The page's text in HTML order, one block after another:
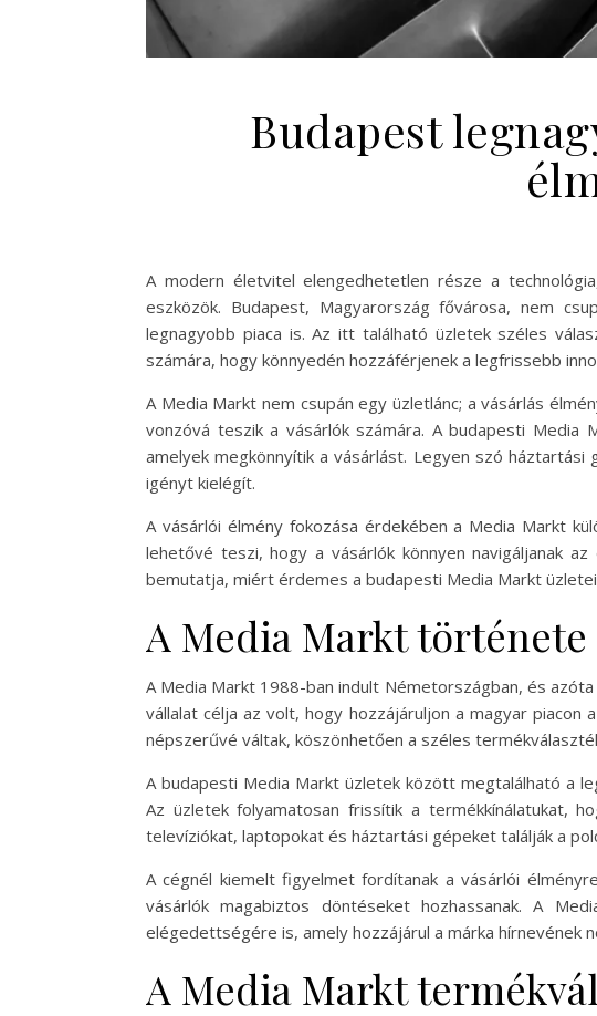
Budapest
A modern életvitel elengedhetetlen része a
eszközök. Budapest, Magyarország fővárosa, nem
legnagyobb piaca is. Az itt található üzletek széles
számára, hogy könnyedén hozzáférjenek a legfrissebb
A Media Markt nem csupán egy üzletlánc; a vásárlás
vonzóvá teszik a vásárlók számára. A budapesti Media
amelyek megkönnyítik a vásárlást. Legyen szó
igényt kielégít.
A vásárlói élmény fokozása érdekében a Media Markt
lehetővé teszi, hogy a vásárlók könnyen navigáljanak
bemutatja, miért érdemes a budapesti Media Markt
A Media Markt története
A Media Markt 1988-ban indult Németországban, és
vállalat célja az volt, hogy hozzájáruljon a magyar
népszerűvé váltak, köszönhetően a széles
A budapesti Media Markt üzletek között megtalálható a
Az üzletek folyamatosan frissítik a termékkínálatukat,
televíziókat, laptopokat és háztartási gépeket találják a
A cégnél kiemelt figyelmet fordítanak a vásárlói
vásárlók magabiztos döntéseket hozhassanak. A
elégedettségére is, amely hozzájárul a márka hírnevének
A Media Markt